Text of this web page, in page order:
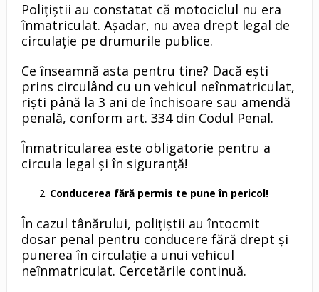
Polițiștii au constatat că motociclul nu era
înmatriculat. Așadar, nu avea drept legal de
circulație pe drumurile publice.
Ce înseamnă asta pentru tine? Dacă ești
prins circulând cu un vehicul neînmatriculat,
riști până la 3 ani de închisoare sau amendă
penală, conform art. 334 din Codul Penal.
Înmatricularea este obligatorie pentru a
circula legal și în siguranță!
Conducerea fără permis te pune în pericol!
În cazul tânărului, polițiștii au întocmit
dosar penal pentru conducere fără drept și
punerea în circulație a unui vehicul
neînmatriculat. Cercetările continuă.